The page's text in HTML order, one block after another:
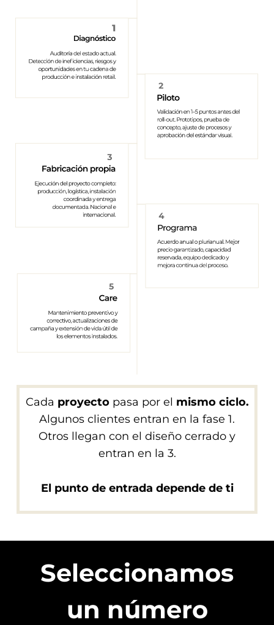
Cada proyectopasa por el mismo ciclo.
Algunos clientes entran en la fase 1.
Otros llegan con el diseño cerrado y
entran en la 3.
El punto de entrada depende de ti
Seleccionamos
un número